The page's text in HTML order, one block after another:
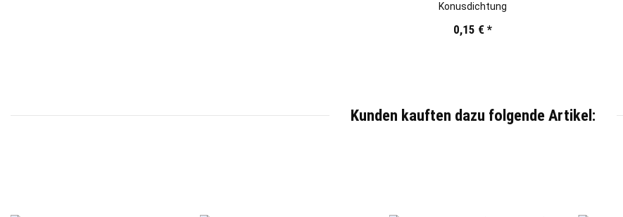
Konusdichtung
0,15 €*
Kunden kauften dazu folgende Artikel: